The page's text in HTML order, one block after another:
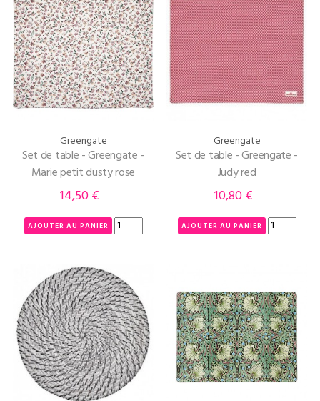
Greengate
Set de table - Greengate -
Marie petit dusty rose
Prix
14,50 €
AJOUTER AU PANIER
Greengate
Set de table - Greengate -
Judy red
Prix
10,80 €
AJOUTER AU PANIER